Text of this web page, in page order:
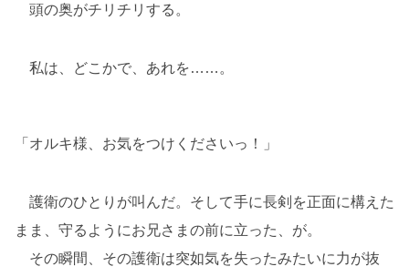
頭の奥がチリチリする。
私は、どこかで、あれを……。
「オルキ様、お気をつけくださいっ！」
護衛のひとりが叫んだ。そして手に長剣を正面に構えた
まま、守るようにお兄さまの前に立った、が。
その瞬間、その護衛は突如気を失ったみたいに力が抜